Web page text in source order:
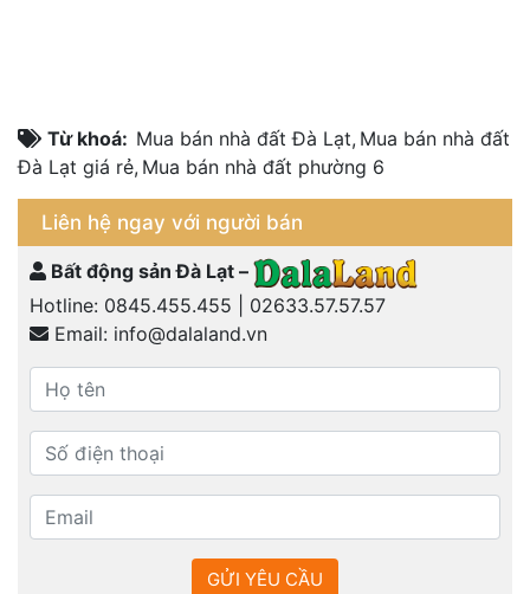
Từ khoá: Mua bán nhà đất Đà Lạt, Mua bán nhà đất
Đà Lạt giá rẻ, Mua bán nhà đất phường 6
Liên hệ ngay với người bán
Bất động sản Đà Lạt –
Hotline: 0845.455.455
02633.57.57.57
Email: info@dalaland.vn
GỬI YÊU CẦU